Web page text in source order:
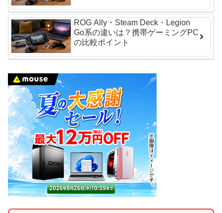
ROG Ally・Steam Deck・Legion
Go系の違いは？携帯ゲーミングPC
の比較ポイント